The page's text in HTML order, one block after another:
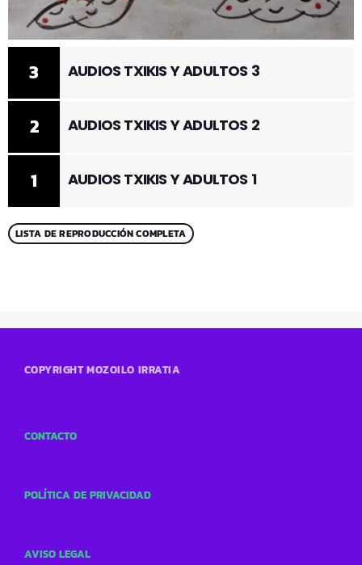
1 AUDIOS TXIKIS Y ADULTOS 1
2 AUDIOS TXIKIS Y ADULTOS 2
3 AUDIOS TXIKIS Y ADULTOS 3
LISTA DE REPRODUCCIÓN COMPLETA
COPYRIGHT MOZOILO IRRATIA
CONTACTO
POLÍTICA DE PRIVACIDAD
AVISO LEGAL